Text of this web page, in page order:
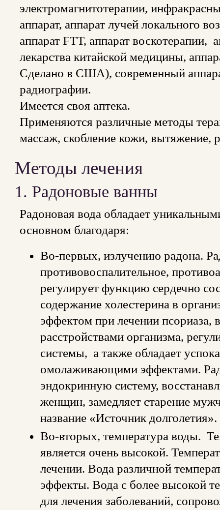
электромагнитотерапии,
аппарат, аппарат лучей локального
аппарат FTT, аппарат воскотерапии,
лекарства китайской медицины,
Сделано в США), современный
радиографии.
Имеется своя аптека.
Применяются различные методы
массаж, скобление кожи, вытяжение,
Методы лечения
1. Радоновые ванны
Радоновая вода обладает
основном благодаря:
Во-первых, излучению радона.
противовоспалительное,
регулирует функцию сердечно
содержание холестерина в
эффектом при лечении
расстройствами организма,
системы, а также обладает
омолаживающими эффектами.
эндокринную систему,
женщин, замедляет старение
название «Источник долголетия».
Во-вторых, температура воды.
является очень высокой.
лечении. Вода различной
эффекты. Вода с более высокой
для лечения заболеваний,